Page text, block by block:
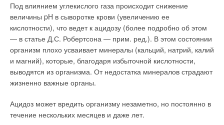
Под влиянием углекислого газа происходит снижение
величины pH в сыворотке крови (увеличению ее
кислотности), что ведет к ацидозу (более подробно об этом
— в статье Д.С. Робертсона — прим. ред.). В этом состоянии
организм плохо усваивает минералы (кальций, натрий, калий
и магний), которые, благодаря избыточной кислотности,
выводятся из организма. От недостатка минералов страдают
жизненно важные органы.
Ацидоз может вредить организму незаметно, но постоянно в
течение нескольких месяцев и даже лет.
Она состоит в том, чтобы предотвратить панику и связные с
этим возможные жертвы среди людей, а также повреждение
имущества. Это достигается снижением распространения
дыма за счет рециркуляции.
Вентиляционный датчик дыма — это одно или несколько
устройств, применяемых для выявления присутствия дыма в
различных частях устанавливаемой в общественных зданиях
воздуха (HVAC-системах). Выявление присутствия дыма
служит не только целью защитить собственно систему от